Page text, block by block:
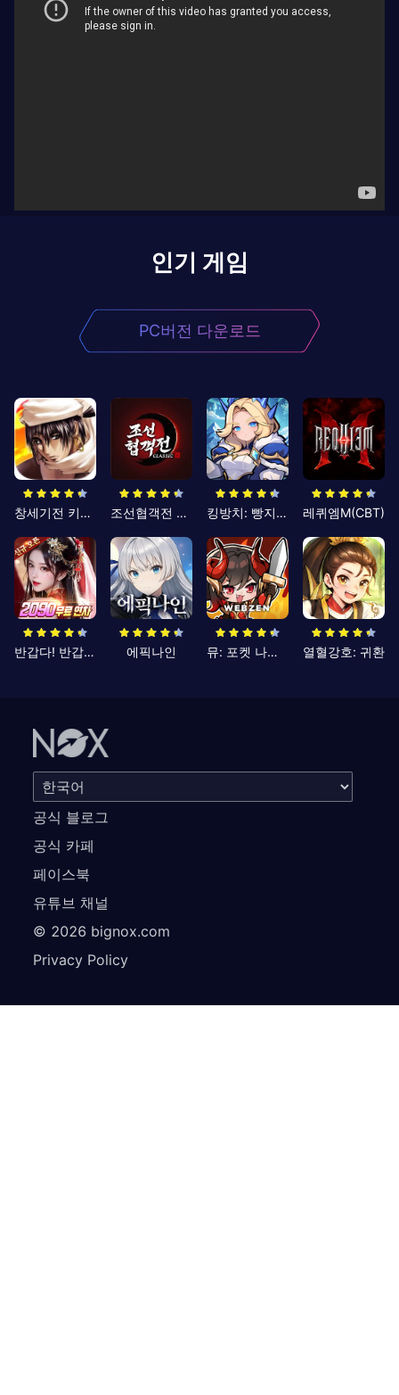
인기 게임
PC버전 다운로드
창세기전 키우기 조선협객전 클래식 킹방치: 빵지의 제왕 레퀴엠M(CBT)
반갑다! 반갑삼국지 에픽나인 뮤: 포켓 나이츠 열혈강호: 귀환
공식 블로그
공식 카페
페이스북
유튜브 채널
© 2026 bignox.com
Privacy Policy